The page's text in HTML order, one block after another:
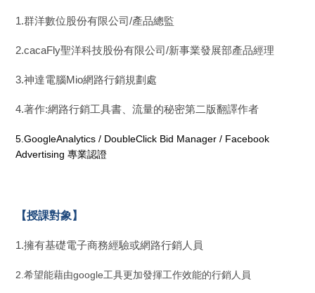
1.群洋數位股份有限公司/產品總監
2.cacaFly聖洋科技股份有限公司/新事業發展部產品經理
3.神達電腦Mio網路行銷規劃處
4.著作:網路行銷工具書、流量的秘密第二版翻譯作者
5.GoogleAnalytics / DoubleClick Bid Manager / Facebook
Advertising 專業認證
【授課對象】
1.擁有基礎電子商務經驗或網路行銷人員
2.希望能藉由google工具更加發揮工作效能的行銷人員